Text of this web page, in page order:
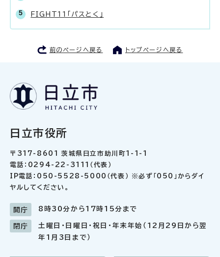
FIGHT11「パスとく」
前のページへ戻る トップページへ戻る
日立市役所
〒317-8601 茨城県日立市助川町1-1-1
電話：0294-22-3111（代表）
IP電話：050-5528-5000（代表） ※必ず「050」からダイ
ヤルしてください。
開庁 8時30分から17時15分まで
閉庁
土曜日・日曜日・祝日・年末年始（12月29日から翌
年1月3日まで）